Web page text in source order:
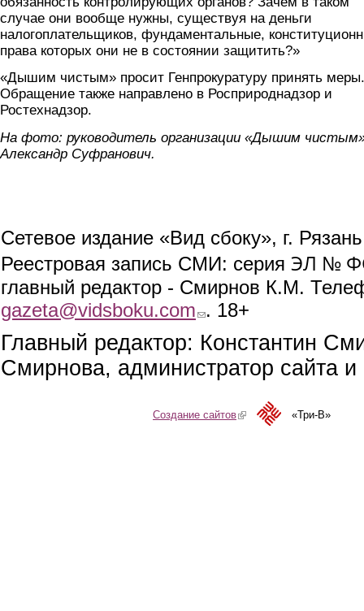
случае они вообще нужны, существуя на деньги
налогоплательщиков, фундаментальные,
права которых они не в состоянии защитить?»
«Дышим чистым» просит Генпрокуратуру принять меры.
Обращение также направлено в Росприроднадзор и
Ростехнадзор.
На фото: руководитель организации «Дышим
Александр Суфранович.
Сетевое издание «Вид сбоку», г.
Реестровая запись СМИ: серия ЭЛ №
главный редактор - Смирнов К.М.
gazeta@vidsboku.com (link sends e-mail)
. 18+
Главный редактор: Константин
Смирнова, администратор сайта
Создание сайтов(link is external)«Три-В»